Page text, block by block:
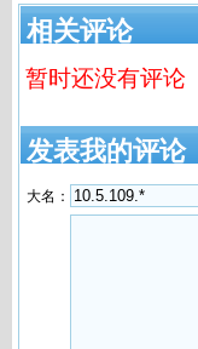
相关评论
暂时还没有评论
发表我的评论
大名：